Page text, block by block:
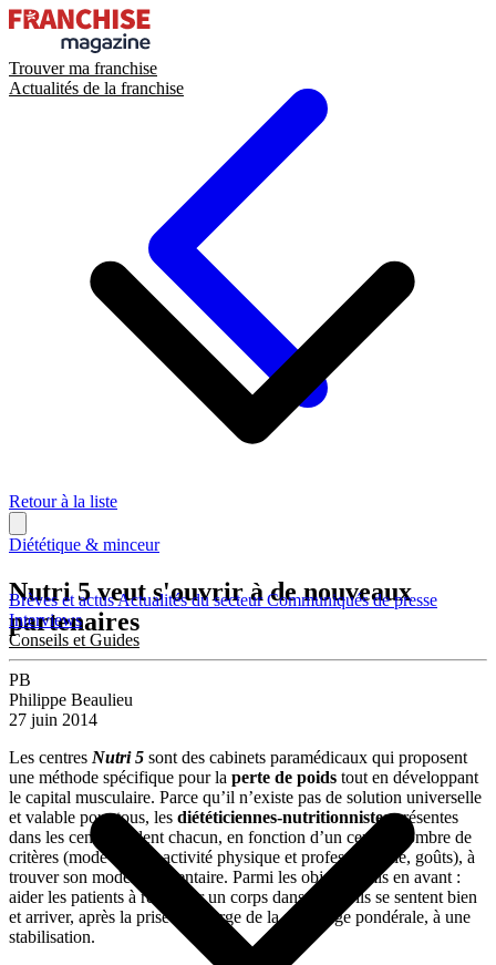
Trouver ma franchise
Actualités de la franchise
Brèves et actusActualités du secteurCommuniqués de presse
Interviews
Conseils et Guides
Retour à la liste
Diététique & minceur
Nutri 5 veut s'ouvrir à de nouveaux
partenaires
PB
Philippe Beaulieu
27 juin 2014
Les centres Nutri 5 sont des cabinets paramédicaux qui proposent
une méthode spécifique pour la perte de poids tout en développant
le capital musculaire. Parce qu’il n’existe pas de solution universelle
et valable pour tous, les diététiciennes-nutritionnistesprésentes
dans les centres aident chacun, en fonction d’un certain nombre de
critères (mode de vie, activité physique et professionnelle, goûts), à
trouver son modèle alimentaire. Parmi les objectifs mis en avant :
aider les patients à retrouver un corps dans lequel ils se sentent bien
et arriver, après la prise en charge de la surcharge pondérale, à une
stabilisation.